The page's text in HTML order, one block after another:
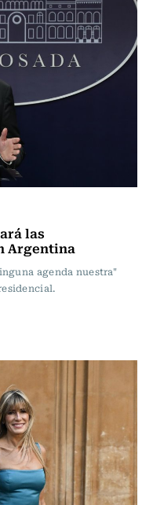
las
Argentina
agenda nuestra"